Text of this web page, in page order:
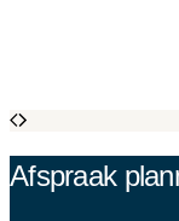
Afspraak